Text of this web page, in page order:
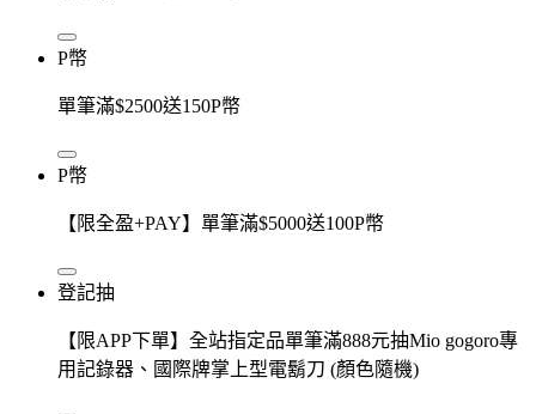
P幣
單筆滿$2500送150P幣
P幣
【限全盈+PAY】單筆滿$5000送100P幣
登記抽
【限APP下單】全站指定品單筆滿888元抽Mio gogoro專
用記錄器、國際牌掌上型電鬍刀 (顏色隨機)